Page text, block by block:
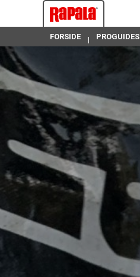
FORSIDE PROGUIDES